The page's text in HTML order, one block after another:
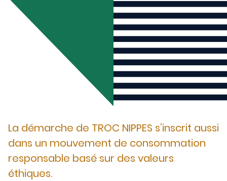
La démarche de TROC NIPPES s’inscrit aussi
dans un mouvement de consommation
responsable basé sur des valeurs
éthiques.